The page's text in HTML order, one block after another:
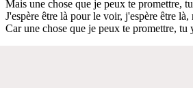
Mais une chose que je peux te promettre,
J'espère être là pour le voir, j'espère être là,
Car une chose que je peux te promettre, tu